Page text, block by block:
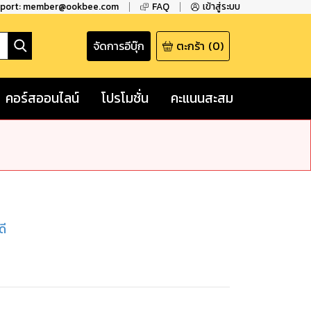
member@ookbee.com FAQ เข้าสู่ระบบ
จัดการอีบุ๊ก ตะกร้า (0)
คอร์สออนไลน์ โปรโมชั่น คะแนนสะสม